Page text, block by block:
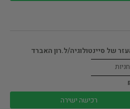
של סיינטולוגיה/ל.רון האברד
רכישה ישירה